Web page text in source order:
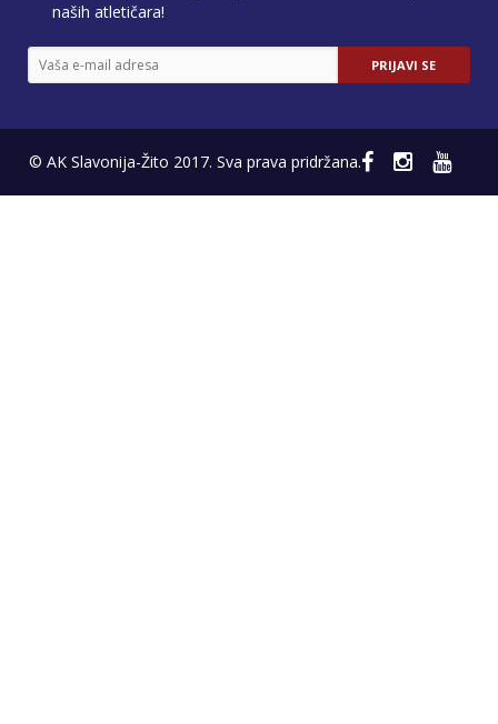
naših atletičara!
© AK Slavonija-Žito 2017. Sva prava pridržana.